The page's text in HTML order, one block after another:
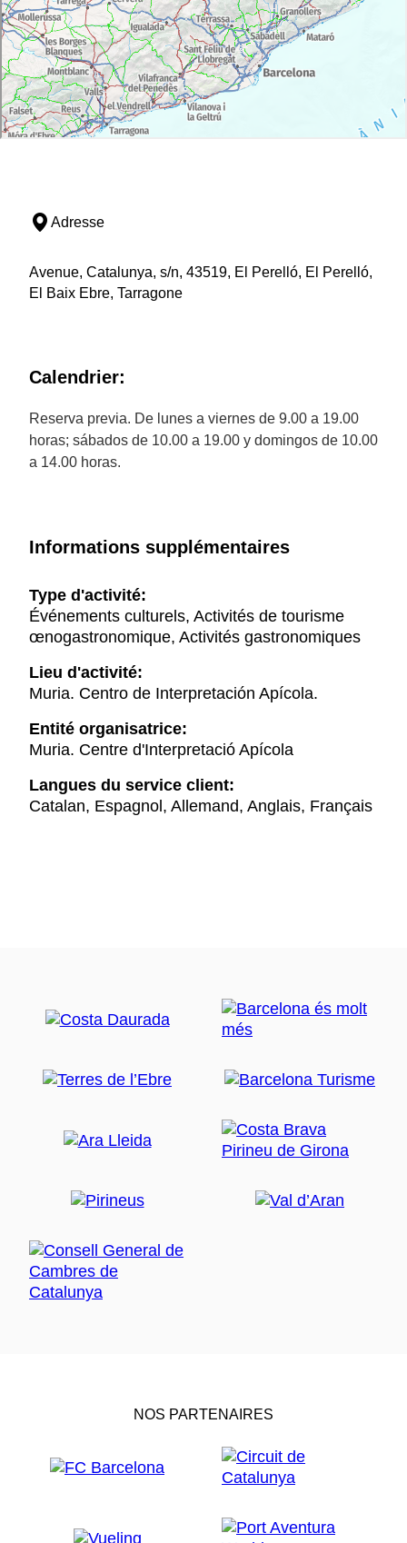
Adresse
Avenue, Catalunya, s/n, 43519, El Perelló, El Perelló,
El Baix Ebre, Tarragone
Calendrier:
Reserva previa. De lunes a viernes de 9.00 a 19.00
horas; sábados de 10.00 a 19.00 y domingos de 10.00
a 14.00 horas.
Informations supplémentaires
Type d'activité:
Événements culturels, Activités de tourisme
œnogastronomique, Activités gastronomiques
Lieu d'activité:
Muria. Centro de Interpretación Apícola.
Entité organisatrice:
Muria. Centre d'Interpretació Apícola
Langues du service client:
Catalan, Espagnol, Allemand, Anglais, Français
NOS PARTENAIRES